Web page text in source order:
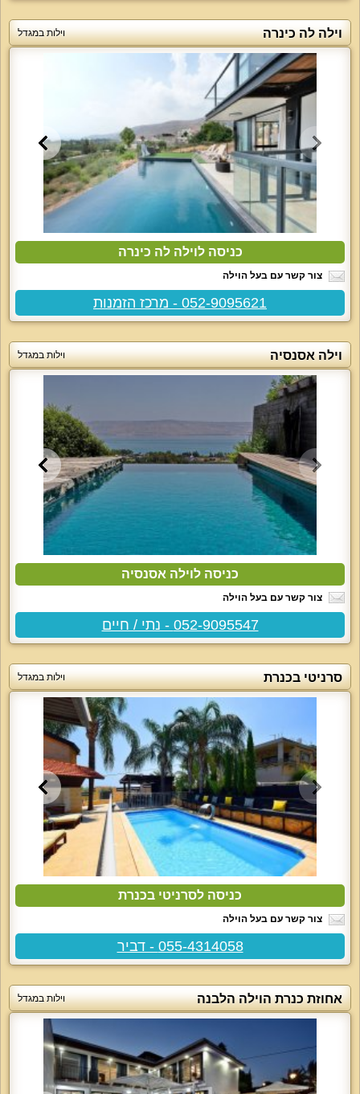
וילה לה כינרה וילות במגדל
כניסה לוילה לה כינרה
צור קשר עם בעל הוילה
052-9095621 - מרכז הזמנות
וילה אסנסיה וילות במגדל
כניסה לוילה אסנסיה
צור קשר עם בעל הוילה
052-9095547 - נתי / חיים
סרניטי בכנרת וילות במגדל
כניסה לסרניטי בכנרת
צור קשר עם בעל הוילה
055-4314058 - דביר
אחוזת כנרת הוילה הלבנה וילות במגדל